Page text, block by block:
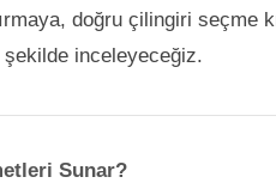
doğru çilingiri
inceleyeceğiz.
Sunar?